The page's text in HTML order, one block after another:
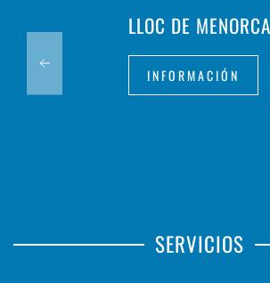
LLOC DE MENORCA
INFORMACIÓN
SERVICIOS